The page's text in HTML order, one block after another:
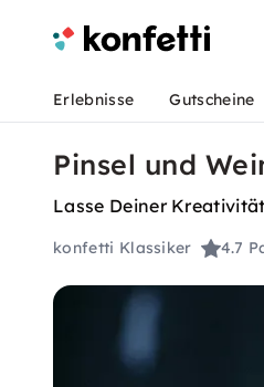
Erlebnisse Gutscheine
Pinsel und
Lasse Deiner
konfetti Klassiker 4.7